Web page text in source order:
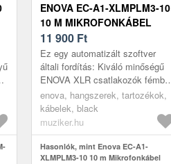
ENOVA EC-A1-XLMPLM3-10
10 M MIKROFONKÁBEL
11 900 Ft
Ez egy automatizált szoftver
általi fordítás: Kiváló minőségű
ENOVA XLR csatlakozók fémből
húzásmentesítővel és
védőhüvellyel a kábelhajlatnál a
ti...
enova, hangszerek, tartozékok,
kábelek, black
muziker.hu
Hasonlók, mint Enova EC-A1-
XLMPLM3-10 10 m Mikrofonkábel